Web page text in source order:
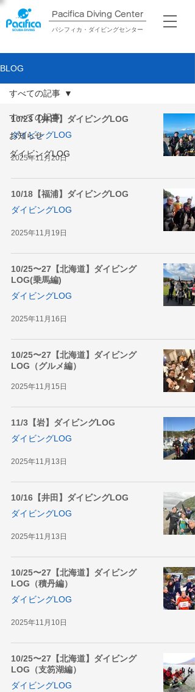
Pacifica Diving Center​
パシフィカ・ダイビングセンター
BLOG
すべての記事
お知らせ
ダイビングLOG
すべての記事
10/23【井田】ダイビングLOG
ダイビングLOG
2025年11月20日
10/18【福浦】ダイビングLOG
ダイビングLOG
2025年11月19日
10/25〜27【北海道】ダイビング
LOG(乗馬編)
ダイビングLOG
2025年11月16日
10/25〜27【北海道】ダイビング
LOG（グルメ編）
2025年11月15日
11/3【岩】ダイビングLOG
ダイビングLOG
2025年11月13日
10/16【井田】ダイビングLOG
ダイビングLOG
2025年11月13日
10/25〜27【北海道】ダイビング
LOG（積丹編）
ダイビングLOG
2025年11月10日
10/25〜27【北海道】ダイビング
LOG（支笏湖編）
ダイビングLOG